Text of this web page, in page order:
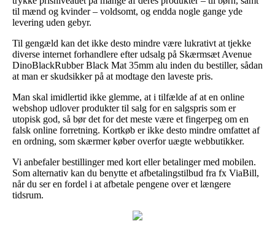
til mænd og kvinder – voldsomt, og endda nogle gange yde
levering uden gebyr.
Til gengæld kan det ikke desto mindre være lukrativt at tjekke
diverse internet forhandlere efter udsalg på Skærmsæt Avenue
DinoBlackRubber Black Mat 35mm alu inden du bestiller, sådan
at man er skudsikker på at modtage den laveste pris.
Man skal imidlertid ikke glemme, at i tilfælde af at en online
webshop udlover produkter til salg for en salgspris som er
utopisk god, så bør det for det meste være et fingerpeg om en
falsk online forretning. Kortkøb er ikke desto mindre omfattet af
en ordning, som skærmer køber overfor uægte webbutikker.
Vi anbefaler bestillinger med kort eller betalinger med mobilen.
Som alternativ kan du benytte et afbetalingstilbud fra fx ViaBill,
når du ser en fordel i at afbetale pengene over et længere
tidsrum.